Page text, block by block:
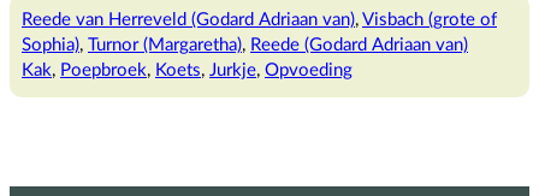
de
broeck”
Reede van Herreveld (Godard Adriaan van), Visbach (grote of
Sophia), Turnor (Margaretha), Reede (Godard Adriaan van)
Kak, Poepbroek, Koets, Jurkje, Opvoeding